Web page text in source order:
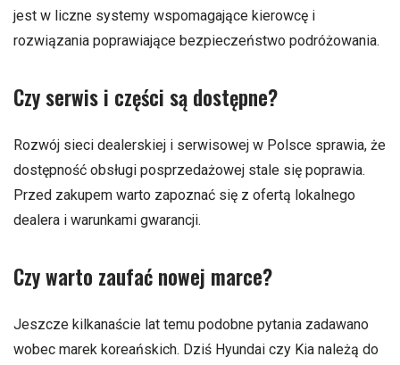
jest w liczne systemy wspomagające kierowcę i
rozwiązania poprawiające bezpieczeństwo podróżowania.
Czy serwis i części są dostępne?
Rozwój sieci dealerskiej i serwisowej w Polsce sprawia, że
dostępność obsługi posprzedażowej stale się poprawia.
Przed zakupem warto zapoznać się z ofertą lokalnego
dealera i warunkami gwarancji.
Czy warto zaufać nowej marce?
Jeszcze kilkanaście lat temu podobne pytania zadawano
wobec marek koreańskich. Dziś Hyundai czy Kia należą do